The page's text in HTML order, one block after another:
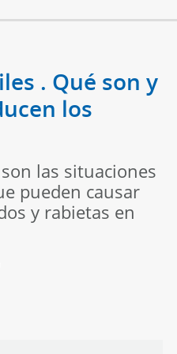
. Qué son y
los
las situaciones
pueden causar
y rabietas en